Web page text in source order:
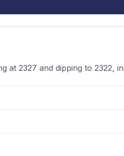
at 2327 and dipping to 2322,